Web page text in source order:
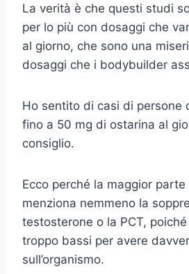
La verità è che questi studi
per lo più con dosaggi che
al giorno, che sono una
dosaggi che i bodybuilder
Ho sentito di casi di persone
fino a 50 mg di ostarina al
consiglio.
Ecco perché la maggior
menziona nemmeno la
testosterone o la PCT,
troppo bassi per avere
sull’organismo.